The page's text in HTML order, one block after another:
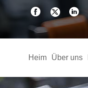
Heim Über uns